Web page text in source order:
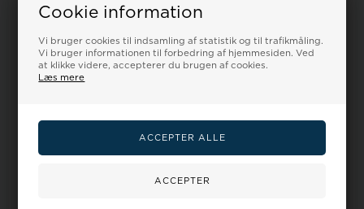
Cookie information
Vi bruger cookies til indsamling af statistik og til trafikmåling.
Vi bruger informationen til forbedring af hjemmesiden. Ved
at klikke videre, accepterer du brugen af cookies.
Læs mere
18%